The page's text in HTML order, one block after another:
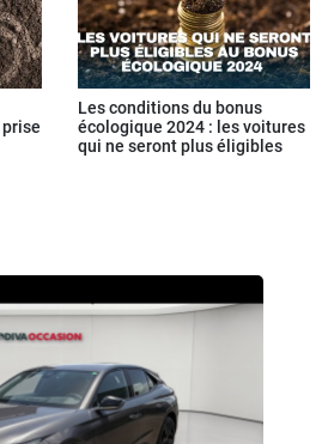
prise
Les conditions du bonus
écologique 2024 : les voitures
qui ne seront plus éligibles